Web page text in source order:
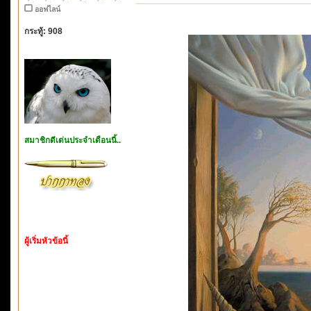
ออฟไลน์
กระทู้: 908
สมาชิกดีเด่นประจำเดือนนี้..
ผู้เริ่มหัวข้อนี้